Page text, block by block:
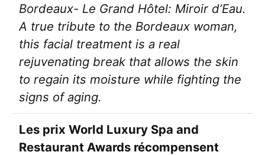
Bordeaux- Le Grand Hôtel: Miroir d’Eau.
A true tribute to the Bordeaux woman,
this facial treatment is a real
rejuvenating break that allows the skin
to regain its moisture while fighting the
signs of aging.
Les prix World Luxury Spa and
Restaurant Awards récompensent